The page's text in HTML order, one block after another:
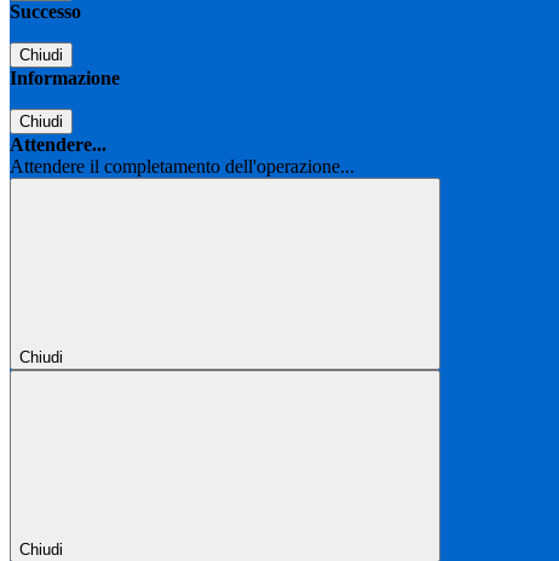
Successo
Chiudi
Informazione
Chiudi
Attendere...
Attendere il completamento dell'operazione...
Chiudi
Chiudi